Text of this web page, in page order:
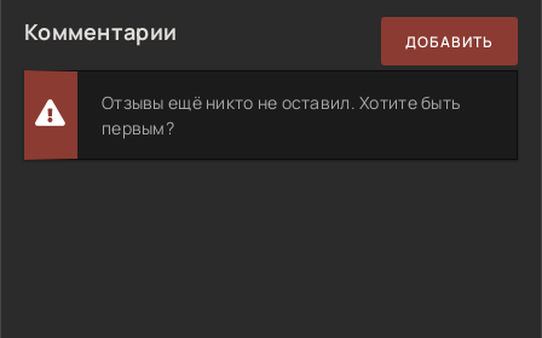
Комментарии ДОБАВИТЬ
Отзывы ещё никто не оставил. Хотите быть
первым?